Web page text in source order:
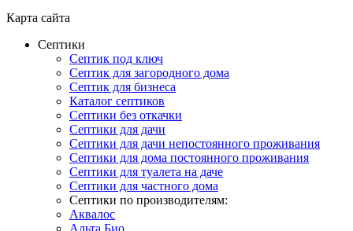
Карта сайта
Септики
Септик под ключ
Септик для загородного дома
Септик для бизнеса
Каталог септиков
Септики без откачки
Септики для дачи
Септики для дачи непостоянного проживания
Септики для дома постоянного проживания
Септики для туалета на даче
Септики для частного дома
Септики по производителям:
Аквалос
Альта Био